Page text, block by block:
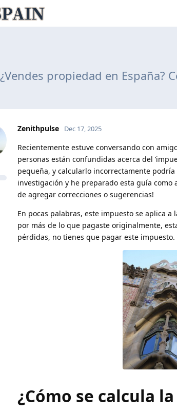
¿Vendes propiedad en España?
Zenithpulse Dec 17, 2025
Recientemente estuve conversando con
personas están confundidas acerca del
pequeña, y calcularlo incorrectamente
investigación y he preparado esta guía como
de agregar correcciones o sugerencias!
En pocas palabras, este impuesto se aplica a
por más de lo que pagaste originalmente,
pérdidas, no tienes que pagar este
¿Cómo se calcula